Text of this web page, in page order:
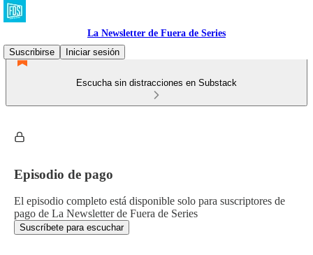
La Newsletter de Fuera de Series
Suscribirse
Iniciar sesión
Escucha sin distracciones en Substack
Episodio de pago
El episodio completo está disponible solo para suscriptores de
pago de La Newsletter de Fuera de Series
Suscríbete para escuchar